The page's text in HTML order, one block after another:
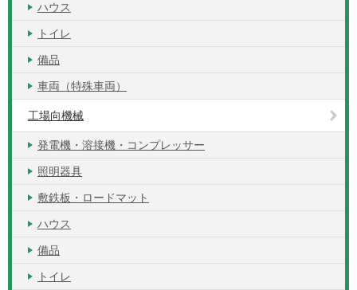
ハウス
トイレ
備品
車両（特殊車両）
工場向機械
発電機・溶接機・コンプレッサー
照明器具
敷鉄板・ロードマット
ハウス
備品
トイレ